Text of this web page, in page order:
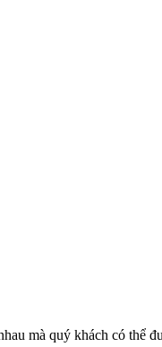
mà quý khách có thể